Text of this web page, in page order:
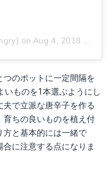
onAug 4, 2018 at 5:21am PDT
のポットに一定間隔を
いものを1本選ぶようにし
で立派な唐辛子を作る
育ちの良いものを植え付
方と基本的には一緒で
に注意する点になりま